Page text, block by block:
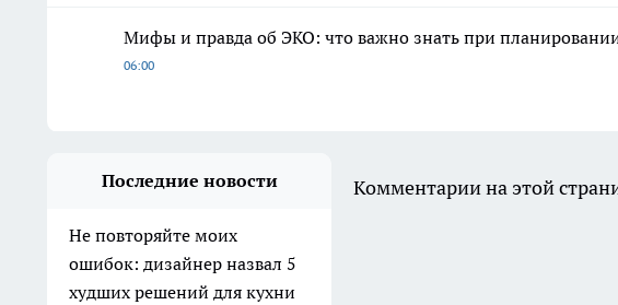
Мифы и правда об ЭКО: что важно знать при
06:00
Последние новости
Не повторяйте моих
ошибок: дизайнер назвал 5
худших решений для кухни
Комментарии на этой